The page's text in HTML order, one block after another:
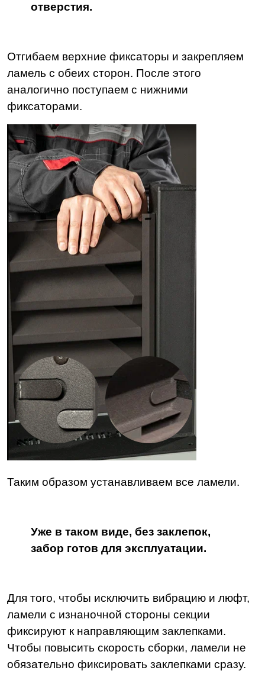
отверстия.
Отгибаем верхние фиксаторы и закрепляем
ламель с обеих сторон. После этого
аналогично поступаем с нижними
фиксаторами.
Таким образом устанавливаем все ламели.
Уже в таком виде, без заклепок,
забор готов для эксплуатации.
Для того, чтобы исключить вибрацию и люфт,
ламели с изнаночной стороны секции
фиксируют к направляющим заклепками.
Чтобы повысить скорость сборки, ламели не
обязательно фиксировать заклепками сразу.